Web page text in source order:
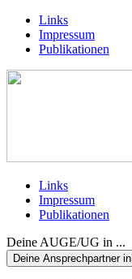
Links
Impressum
Publikationen
Links
Impressum
Publikationen
Deine AUGE/UG in ...
Deine Ansprechpartner in